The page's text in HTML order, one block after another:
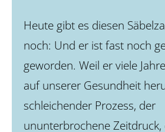
Heute gibt es diesen
noch: Und er ist fast noch
geworden. Weil er viele
auf unserer Gesundheit
schleichender Prozess, der
ununterbrochene Zeitdruck,